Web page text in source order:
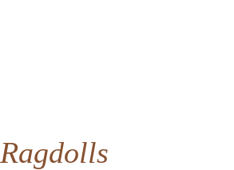
Ragdolls